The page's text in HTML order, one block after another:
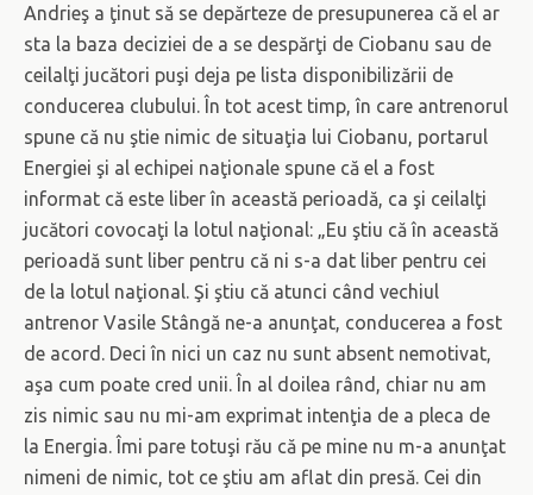
Andrieş a ţinut să se depărteze de presupunerea că el ar
sta la baza deciziei de a se despărţi de Ciobanu sau de
ceilalţi jucători puşi deja pe lista disponibilizării de
conducerea clubului. În tot acest timp, în care antrenorul
spune că nu ştie nimic de situaţia lui Ciobanu, portarul
Energiei şi al echipei naţionale spune că el a fost
informat că este liber în această perioadă, ca şi ceilalţi
jucători covocaţi la lotul naţional: „Eu ştiu că în această
perioadă sunt liber pentru că ni s-a dat liber pentru cei
de la lotul naţional. Şi ştiu că atunci când vechiul
antrenor Vasile Stângă ne-a anunţat, conducerea a fost
de acord. Deci în nici un caz nu sunt absent nemotivat,
aşa cum poate cred unii. În al doilea rând, chiar nu am
zis nimic sau nu mi-am exprimat intenţia de a pleca de
la Energia. Îmi pare totuşi rău că pe mine nu m-a anunţat
nimeni de nimic, tot ce ştiu am aflat din presă. Cei din